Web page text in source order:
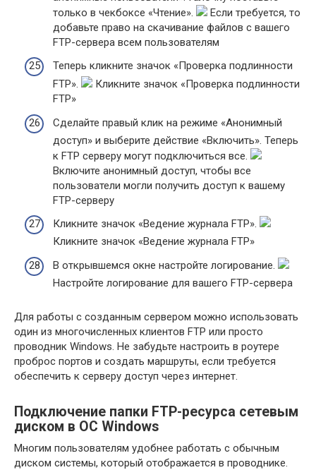
только в чекбоксе «Чтение».
Если требуется, то
добавьте право на скачивание файлов с вашего
FTP-сервера всем пользователям
Теперь кликните значок «Проверка подлинности
FTP».
Кликните значок «Проверка подлинности
FTP»
Сделайте правый клик на режиме «Анонимный
доступ» и выберите действие «Включить». Теперь
к FTP серверу могут подключиться все.
Включите анонимный доступ, чтобы все
пользователи могли получить доступ к вашему
FTP-серверу
Кликните значок «Ведение журнала FTP».
Кликните значок «Ведение журнала FTP»
В открывшемся окне настройте логирование.
Настройте логирование для вашего FTP-сервера
Для работы с созданным сервером можно использовать
один из многочисленных клиентов FTP или просто
проводник Windows. Не забудьте настроить в роутере
проброс портов и создать маршруты, если требуется
обеспечить к серверу доступ через интернет.
Подключение папки FTP-ресурса сетевым
диском в ОС Windows
Многим пользователям удобнее работать с обычным
диском системы, который отображается в проводнике.